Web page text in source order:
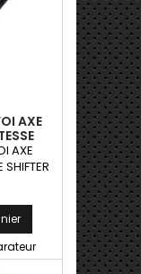
AXE
AXE
SHIFTER